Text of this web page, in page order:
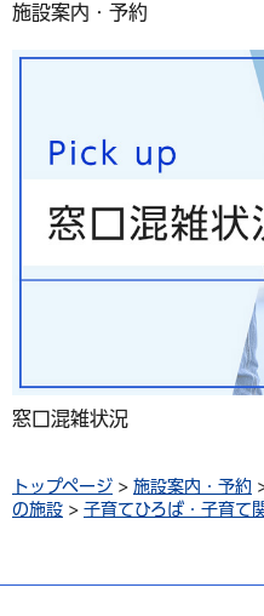
施設案内・予約
窓口混雑状況
トップページ > 施設案内・予約
の施設 > 子育てひろば・子育て